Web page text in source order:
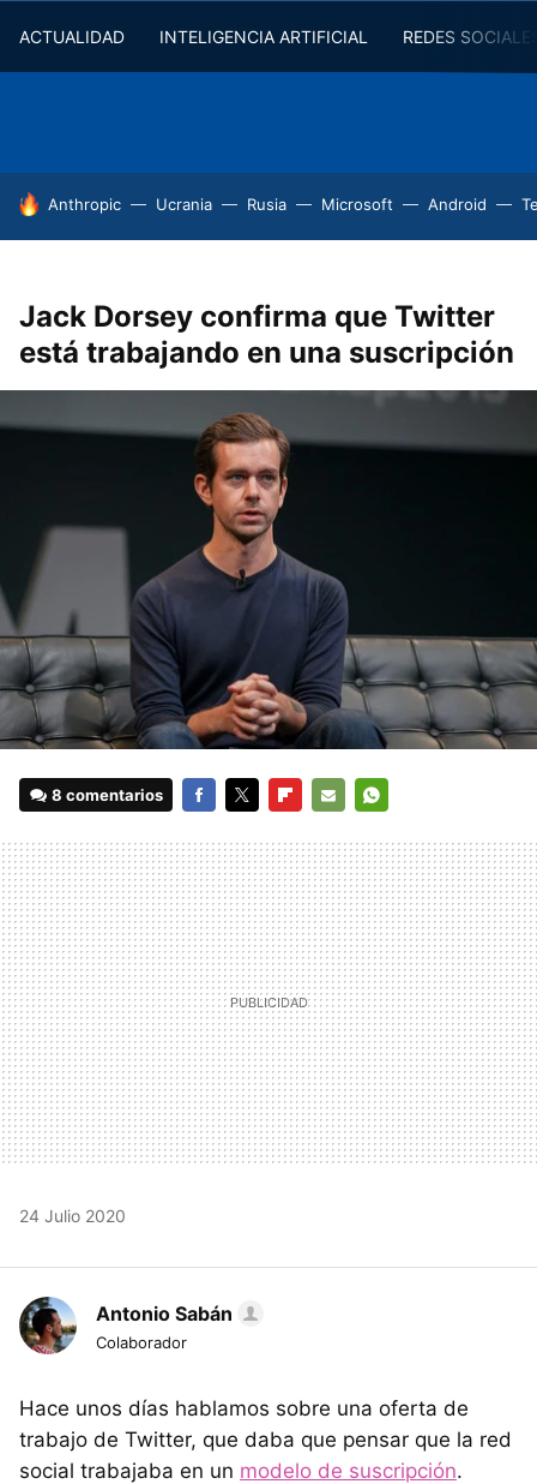
ACTUALIDAD INTELIGENCIA ARTIFICIAL REDES
HOY SE HABLA DE
Anthropic Ucrania Rusia Microsoft Android
Jack Dorsey confirma que Twitter
está trabajando en una suscripción
8 comentarios
MAIL
24 Julio 2020
Antonio Sabán
Colaborador
Hace unos días hablamos sobre una oferta de
trabajo de Twitter, que daba que pensar que la red
social trabajaba en un modelo de suscripción.